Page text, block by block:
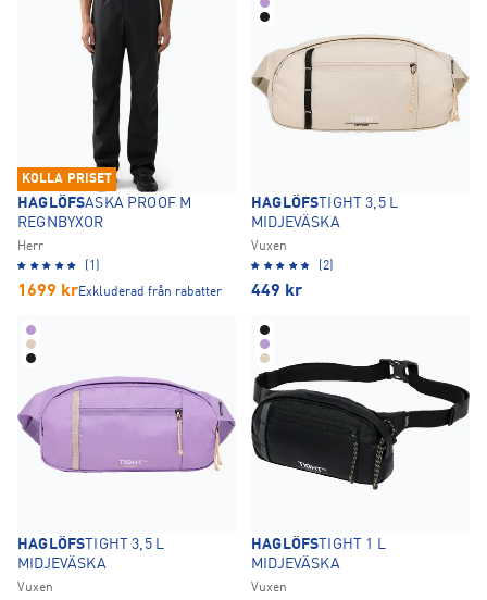
KOLLA PRISET
HAGLÖFSASKA PROOF M
REGNBYXOR
Herr
(1)
1699 krExkluderad från rabatter
HAGLÖFS TIGHT 3,5 L
MIDJEVÄSKA
Vuxen
(2)
449 kr
HAGLÖFS TIGHT 3,5 L
MIDJEVÄSKA
Vuxen
HAGLÖFS TIGHT 1 L
MIDJEVÄSKA
Vuxen